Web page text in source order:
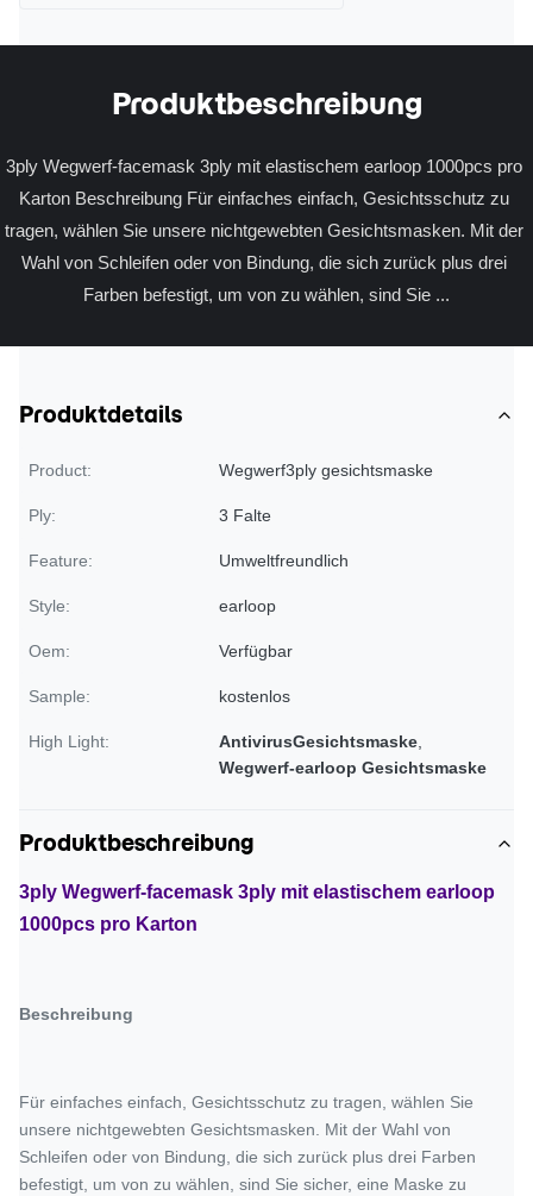
Produktbeschreibung
3ply Wegwerf-facemask 3ply mit elastischem earloop 1000pcs pro
Karton Beschreibung Für einfaches einfach, Gesichtsschutz zu
tragen, wählen Sie unsere nichtgewebten Gesichtsmasken. Mit der
Wahl von Schleifen oder von Bindung, die sich zurück plus drei
Farben befestigt, um von zu wählen, sind Sie ...
Produktdetails
Product: Wegwerf3ply gesichtsmaske
Ply: 3 Falte
Feature: Umweltfreundlich
Style: earloop
Oem: Verfügbar
Sample: kostenlos
High Light: AntivirusGesichtsmaske
Wegwerf-earloop Gesichtsmaske
Produktbeschreibung
3ply Wegwerf-facemask 3ply mit elastischem earloop
1000pcs pro Karton
Beschreibung
Für einfaches einfach, Gesichtsschutz zu tragen, wählen Sie
unsere nichtgewebten Gesichtsmasken. Mit der Wahl von
Schleifen oder von Bindung, die sich zurück plus drei Farben
befestigt, um von zu wählen, sind Sie sicher, eine Maske zu